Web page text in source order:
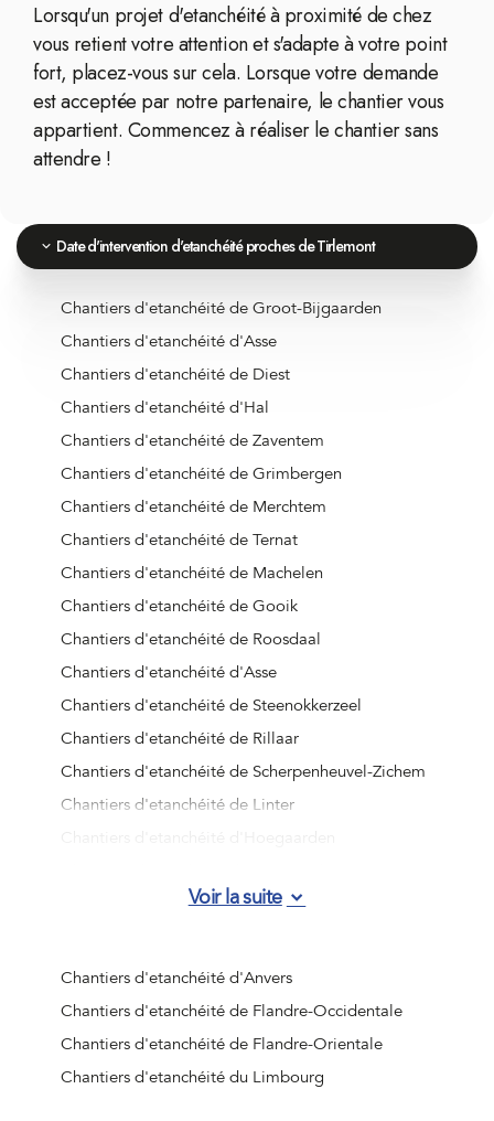
Lorsqu'un projet d'etanchéité à proximité de chez
vous retient votre attention et s'adapte à votre point
fort, placez-vous sur cela. Lorsque votre demande
est acceptée par notre partenaire, le chantier vous
appartient. Commencez à réaliser le chantier sans
attendre !
Date d'intervention d'etanchéité proches de Tirlemont
Chantiers d'etanchéité de Groot-Bijgaarden
Chantiers d'etanchéité d'Asse
Chantiers d'etanchéité de Diest
Chantiers d'etanchéité d'Hal
Chantiers d'etanchéité de Zaventem
Chantiers d'etanchéité de Grimbergen
Chantiers d'etanchéité de Merchtem
Chantiers d'etanchéité de Ternat
Chantiers d'etanchéité de Machelen
Chantiers d'etanchéité de Gooik
Chantiers d'etanchéité de Roosdaal
Chantiers d'etanchéité d'Asse
Chantiers d'etanchéité de Steenokkerzeel
Chantiers d'etanchéité de Rillaar
Chantiers d'etanchéité de Scherpenheuvel-Zichem
Chantiers d'etanchéité de Linter
Chantiers d'etanchéité de Tervuren
Chantiers d'etanchéité de Wolvertem
Chantiers d'etanchéité de Rillaar
Chantiers d'etanchéité de Kampenhout
Chantiers d'etanchéité d'Huizingen
Voir la suite
Chantiers d'etanchéité d'Anvers
Chantiers d'etanchéité de Flandre-Occidentale
Chantiers d'etanchéité de Flandre-Orientale
Chantiers d'etanchéité du Limbourg